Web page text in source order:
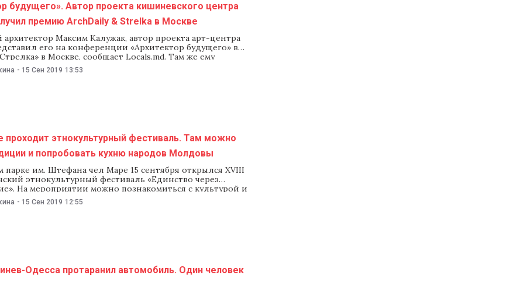
будущего». Автор проекта кишиневского центра
премию ArchDaily & Strelka в Москве
Максим Калужак, автор проекта арт-центра
его на конференции «Архитектор будущего» в
в Москве, сообщает Locals.md. Там же ему
как одному из победителей конкурса ArchDaily &
архитекторов. На конференции представили три
- 15 Сен 2019 13:53
проходит этнокультурный фестиваль. Там можно
и попробовать кухню народов Молдовы
парке им. Штефана чел Маре 15 сентября открылся XVIII
этнокультурный фестиваль «Единство через
На мероприятии можно познакомиться с культурой и
народов, живущих в Молдове, и попробовать их
кухню. Праздник начался в 9:30 с возложения цветов к
- 15 Сен 2019 12:55
Одесса протаранил автомобиль. Один человек